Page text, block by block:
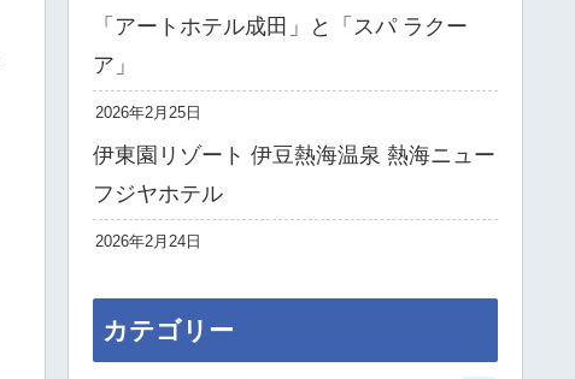
「アートホテル成田」と「スパ ラクー
ア」
2026年2月25日
伊東園リゾート 伊豆熱海温泉 熱海ニュー
フジヤホテル
2026年2月24日
カテゴリー